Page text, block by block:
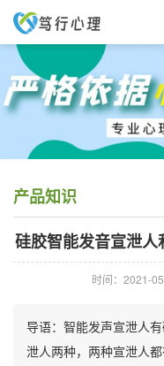
产品知识
硅胶智能发音宣泄
时间：2021-
导语：智能发声宣泄人
泄人两种，两种宣泄人